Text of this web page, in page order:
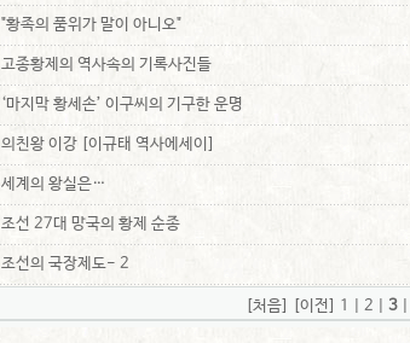
"황족의 품위가 말이 아니오"
고종황제의 역사속의 기록사진들
‘마지막 황세손’ 이구씨의 기구한 운명
의친왕 이강 [이규태 역사에세이]
세계의 왕실은…
조선 27대 망국의 황제 순종
조선의 국장제도- 2
[처음] [이전] 1 2 3|